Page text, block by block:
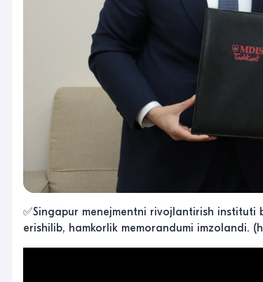
✅Singapur menejmentni rivojlantirish instituti
erishilib, hamkorlik memorandumi imzolandi.